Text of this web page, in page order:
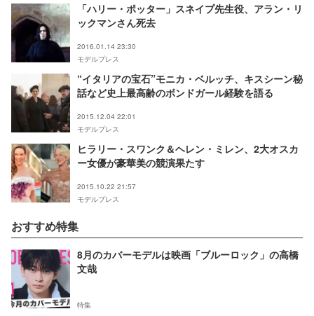
「ハリー・ポッター」スネイプ先生役、アラン・リ
ックマンさん死去
2016.01.14 23:30
モデルプレス
“イタリアの宝石”モニカ・ベルッチ、キスシーン秘
話など史上最高齢のボンドガール経験を語る
2015.12.04 22:01
モデルプレス
ヒラリー・スワンク＆ヘレン・ミレン、2大オスカ
ー女優が豪華美の競演果たす
2015.10.22 21:57
モデルプレス
おすすめ特集
8月のカバーモデルは映画「ブルーロック」の高橋
文哉
特集